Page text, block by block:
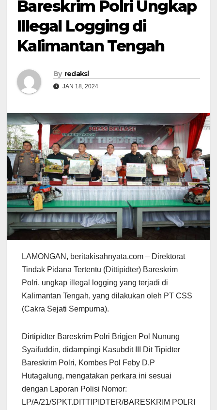
Bareskrim Polri Ungkap
Illegal Logging di
Kalimantan Tengah
By redaksi
JAN 18, 2024
LAMONGAN, beritakisahnyata.com – Direktorat
Tindak Pidana Tertentu (Dittipidter) Bareskrim
Polri, ungkap illegal logging yang terjadi di
Kalimantan Tengah, yang dilakukan oleh PT CSS
(Cakra Sejati Sempurna).
Dirtipidter Bareskrim Polri Brigjen Pol Nunung
Syaifuddin, didampingi Kasubdit III Dit Tipidter
Bareskrim Polri, Kombes Pol Feby D.P
Hutagalung, mengatakan perkara ini sesuai
dengan Laporan Polisi Nomor:
LP/A/21/SPKT.DITTIPIDTER/BARESKRIM POLRI